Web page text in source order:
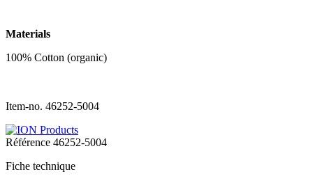
Materials
100% Cotton (organic)
Item-no. 46252-5004
Référence 46252-5004
Fiche technique